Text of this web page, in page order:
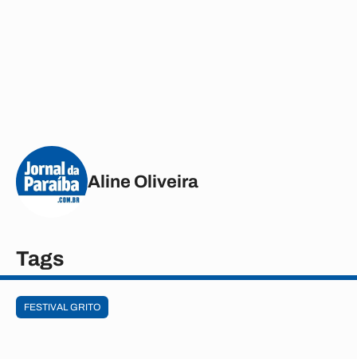
Aline Oliveira
Tags
FESTIVAL GRITO